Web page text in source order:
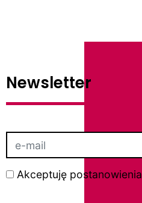
Newsletter
Akceptuję postanowienia